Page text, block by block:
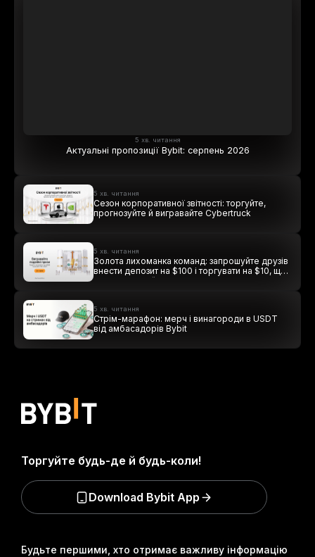
5 хв. читання
Актуальні пропозиції Bybit: серпень 2026
5 хв. читання
Сезон корпоративної звітності: торгуйте,
прогнозуйте й вигравайте Cybertruck
5 хв. читання
Золота лихоманка команд: запрошуйте друзів
внести депозит на $100 і торгувати на $10, щоб
виграти подвійні винагороди
5 хв. читання
Стрім-марафон: мерч і винагороди в USDT
від амбасадорів Bybit
Будьте першими, хто отримає важливу інформацію
Торгуйте будь-де й будь-коли!
Download Bybit App